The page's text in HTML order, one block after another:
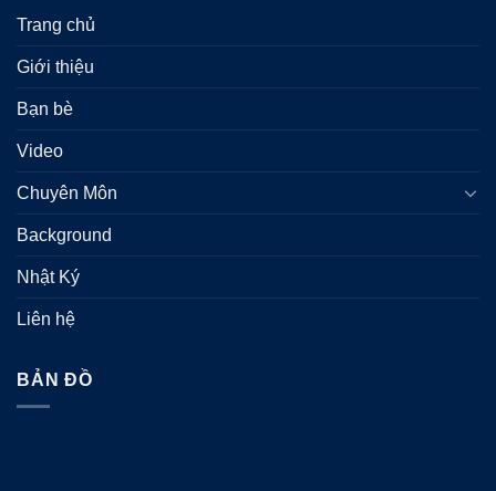
Trang chủ
Giới thiệu
Bạn bè
Video
Chuyên Môn
Background
Nhật Ký
Liên hệ
BẢN ĐỒ